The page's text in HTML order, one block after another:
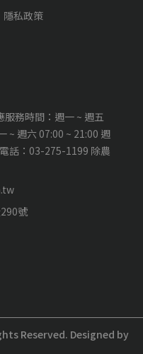
隱私政策
務時間：週一 ~ 週五
~ 週六 07:00 ~ 21:00 週
話：03-275-1199 除農
號
Reserved. Designed by